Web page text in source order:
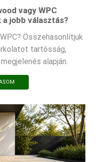
vagy WPC
jobb választás?
Összehasonlítjuk
tartósság,
alapján.